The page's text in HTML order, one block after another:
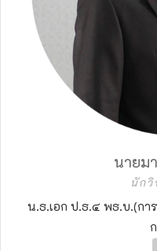
นายม
นักวิ
น.ธ.เอก ป.ธ.๔ พธ.บ.(กา